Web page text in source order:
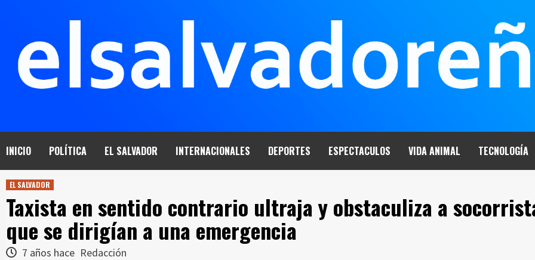
INICIO POLÍTICA EL SALVADOR INTERNACIONALES DEPORTES ESPECTACULOS VIDA ANIMAL TECNOLOGÍA
EL SALVADOR
Taxista en sentido contrario ultraja y obstaculiza a
que se dirigían a una emergencia
7 años hace Redacción